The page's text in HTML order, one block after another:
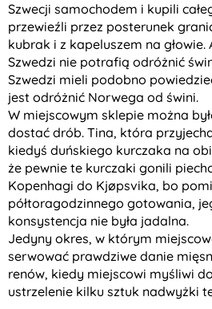
Szwecji samochodem i kupili
przewieźli przez posterunek
kubrak i z kapeluszem na
Szwedzi nie potrafią odróżnić
Szwedzi mieli podobno
jest odróżnić Norwega od świni.
W miejscowym sklepie można
dostać drób. Tina, która
kiedyś duńskiego kurczaka na
że pewnie te kurczaki gonili
Kopenhagi do Kjøpsvika, bo
półtoragodzinnego gotowania,
konsystencja nie była jadalna.
Jedyny okres, w którym
serwować prawdziwe danie
renów, kiedy miejscowi myśliwi
ustrzelenie kilku sztuk nadwyżki